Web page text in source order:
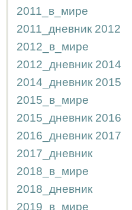
2011_в_мире
2011_дневник 2012
2012_в_мире
2012_дневник 2014
2014_дневник 2015
2015_в_мире
2015_дневник 2016
2016_дневник 2017
2017_дневник
2018_в_мире
2018_дневник
2019_в_мире